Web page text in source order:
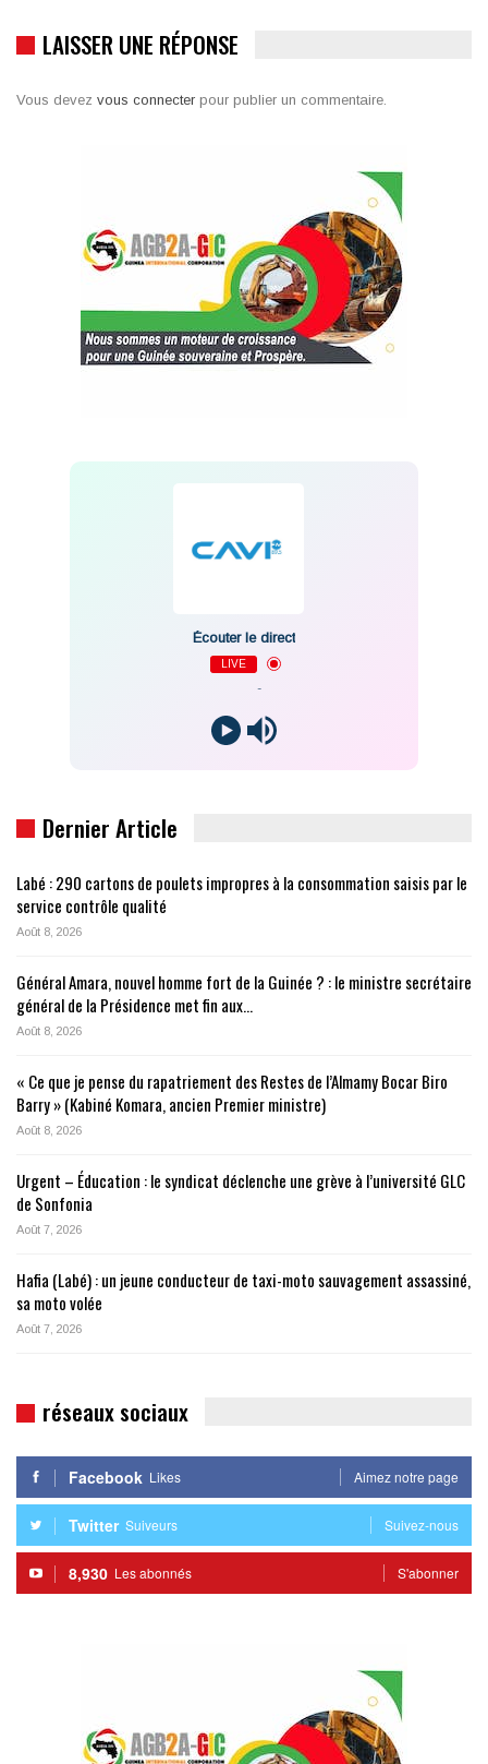
LAISSER UNE RÉPONSE
Vous devez vous connecter pour publier un commentaire.
Écouter le direct
LIVE
Dernier Article
Labé : 290 cartons de poulets impropres à la consommation saisis par le
service contrôle qualité
Août 8, 2026
Général Amara, nouvel homme fort de la Guinée ? : le ministre secrétaire
général de la Présidence met fin aux…
Août 8, 2026
« Ce que je pense du rapatriement des Restes de l’Almamy Bocar Biro
Barry » (Kabiné Komara, ancien Premier ministre)
Août 8, 2026
Urgent – Éducation : le syndicat déclenche une grève à l’université GLC
de Sonfonia
Août 7, 2026
Hafia (Labé) : un jeune conducteur de taxi-moto sauvagement assassiné,
sa moto volée
Août 7, 2026
réseaux sociaux
Facebook Likes Aimez notre page
Twitter Suiveurs Suivez-nous
8,930 Les abonnés S'abonner